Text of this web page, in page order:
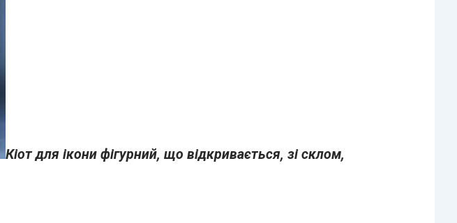
Кіот для ікони фігурний, що відкривається, зі склом,